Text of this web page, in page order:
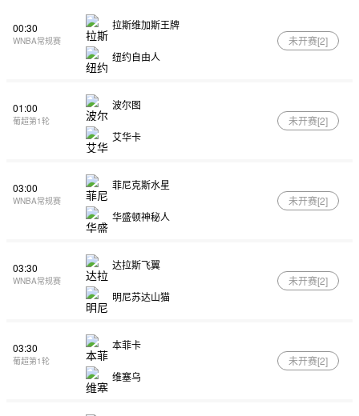
00:30
WNBA常规赛
拉斯维加斯王牌
纽约自由人
未开赛[2]
01:00
葡超第1轮
波尔图
艾华卡
未开赛[2]
03:00
WNBA常规赛
菲尼克斯水星
华盛顿神秘人
未开赛[2]
03:30
WNBA常规赛
达拉斯飞翼
明尼苏达山猫
未开赛[2]
03:30
葡超第1轮
本菲卡
维塞乌
未开赛[2]